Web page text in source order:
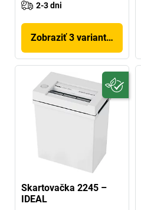
2-3 dni
Zobraziť 3 variantov
Skartovačka 2245 –
IDEAL